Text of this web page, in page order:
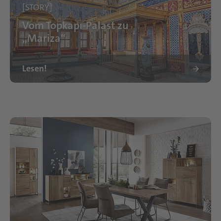
[STORY]
Vom Topkapı-Palast zu
„Mariza“
Lesen!